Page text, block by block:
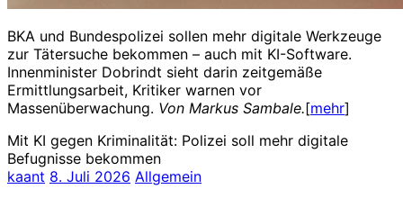
BKA und Bundespolizei sollen mehr digitale Werkzeuge
zur Tätersuche bekommen – auch mit KI-Software.
Innenminister Dobrindt sieht darin zeitgemäße
Ermittlungsarbeit, Kritiker warnen vor
Massenüberwachung. Von Markus Sambale.[mehr]
Mit KI gegen Kriminalität: Polizei soll mehr digitale
Befugnisse bekommen
kaant 8. Juli 2026 Allgemein